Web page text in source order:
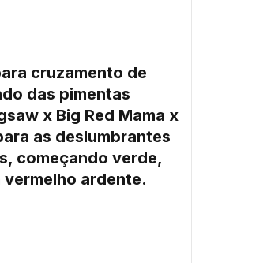
cruzamento de
das pimentas
x Big Red Mama x
as deslumbrantes
começando verde,
ardente.